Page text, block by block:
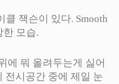
잭슨이 있다. Smooth
한 모습.
에 뭐 올려두는게 싫어
전시공간 중에 제일 눈